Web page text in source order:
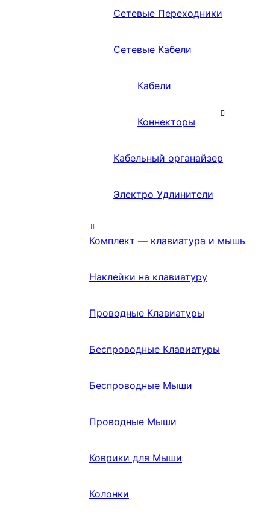
Сетевые Переходники
Сетевые Кабели
Кабели
Коннекторы
Кабельный органайзер
Электро Удлинители
Комплект — клавиатура и мышь
Наклейки на клавиатуру
Проводные Клавиатуры
Беспроводные Клавиатуры
Беспроводные Мыши
Проводные Мыши
Коврики для Мыши
Колонки